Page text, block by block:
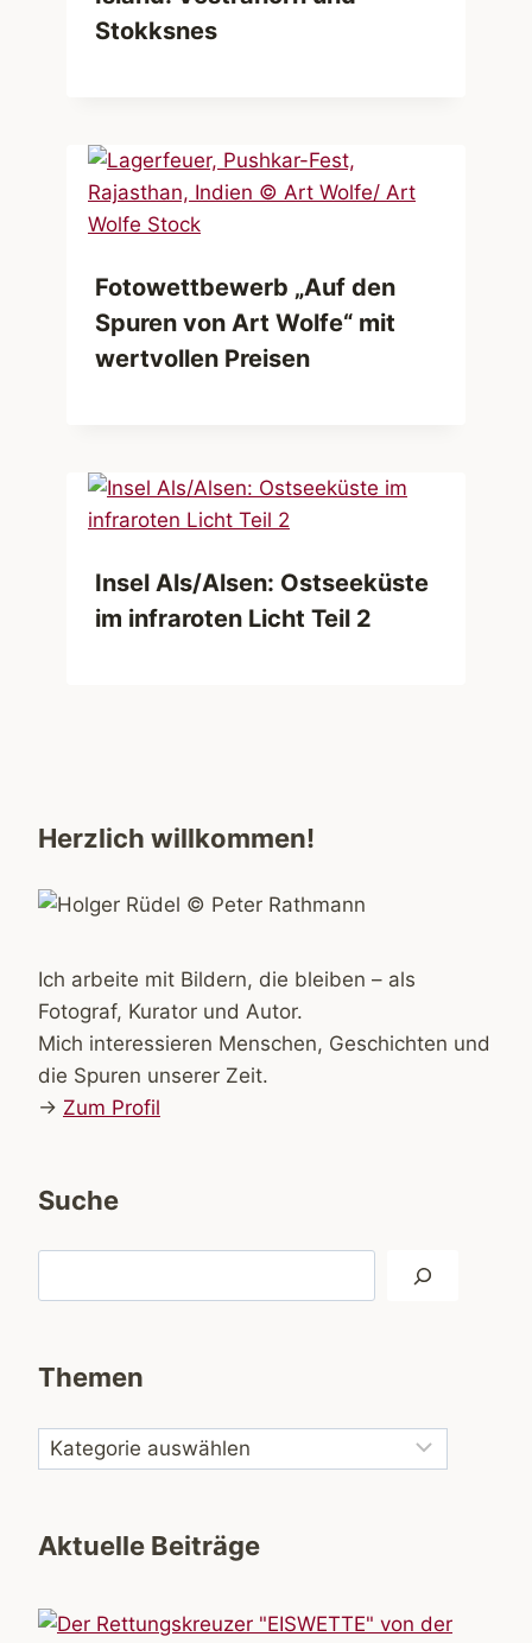
Stokksnes
Fotowettbewerb „Auf den
Spuren von Art Wolfe“ mit
wertvollen Preisen
Insel Als/Alsen: Ostseeküste
im infraroten Licht Teil 2
Herzlich willkommen!
Ich arbeite mit Bildern, die bleiben – als
Fotograf, Kurator und Autor.
Mich interessieren Menschen, Geschichten und
die Spuren unserer Zeit.
→ Zum Profil
Suche
Themen
Aktuelle Beiträge